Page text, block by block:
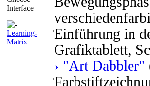
Interface
Learning-
Matrix
¬Einführung in
Grafiktablett,
› "Art Dabbler"
¬